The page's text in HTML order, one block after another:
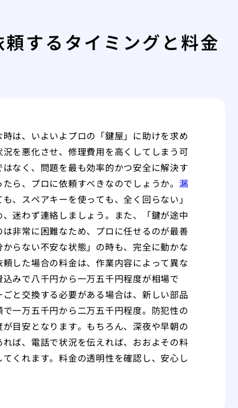
するタイミングと料金
は、いよいよプロの「鍵屋」に助けを求め
を悪化させ、修理費用を高くしてしまう可
なく、問題を最も効率的かつ安全に解決す
ら、プロに依頼すべきなのでしょうか。 漏
、スペアキーを使っても、全く回らない」
迷わず連絡しましょう。また、「鍵が途中
非常に困難なため、プロに任せるのが最善
らない不安な状態」の時も、完全に動かな
した場合の料金は、作業内容によって異な
みで八千円から一万五千円程度が相場で
と交換する必要がある場合は、新しい部品
一万五千円から二万五千円程度。防犯性の
目安となります。もちろん、深夜や早朝の
ば、電話で状況を伝えれば、おおよその料
くれます。料金の透明性を確認し、安心し